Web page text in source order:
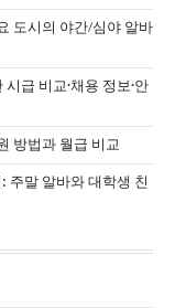
도시의 야간/심야 알바
급 비교·채용 정보·안
방법과 월급 비교
주말 알바와 대학생 친